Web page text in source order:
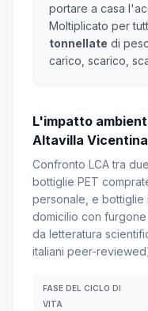
portare a casa
Moltiplicato per
tonnellate di
carico, scarico,
L'impatto
Altavilla Vicentina
Confronto LCA tra
bottiglie PET
personale, e
domicilio con
da letteratura
italiani peer-
FASE DEL CICLO DI
VITA